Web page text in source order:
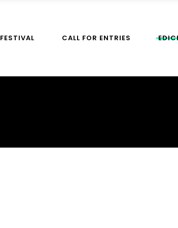
FESTIVAL CALL FOR ENTRIES